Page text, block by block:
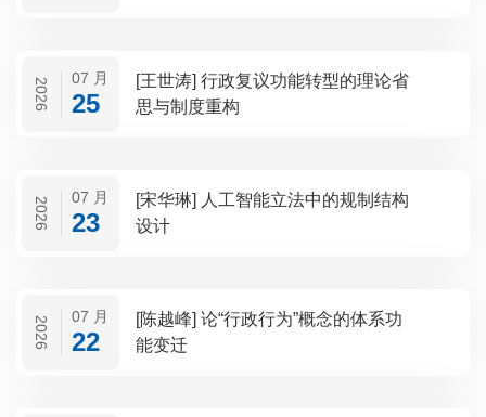
2026 07 月
25
[王世涛] 行政复议功能转型的理论省
思与制度重构
2026 07 月
23
[宋华琳] 人工智能立法中的规制结构
设计
2026 07 月
22
[陈越峰] 论“行政行为”概念的体系功
能变迁